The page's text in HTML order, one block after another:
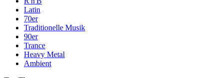
Latin
70er
Traditionelle Musik
90er
Trance
Heavy Metal
Ambient